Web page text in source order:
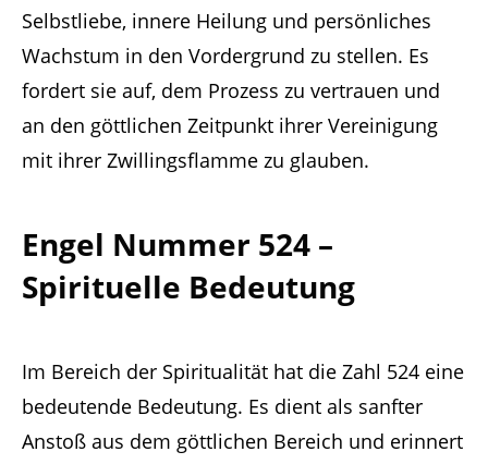
Selbstliebe, innere Heilung und persönliches
Wachstum in den Vordergrund zu stellen. Es
fordert sie auf, dem Prozess zu vertrauen und
an den göttlichen Zeitpunkt ihrer Vereinigung
mit ihrer Zwillingsflamme zu glauben.
Engel Nummer 524 –
Spirituelle Bedeutung
Im Bereich der Spiritualität hat die Zahl 524 eine
bedeutende Bedeutung. Es dient als sanfter
Anstoß aus dem göttlichen Bereich und erinnert